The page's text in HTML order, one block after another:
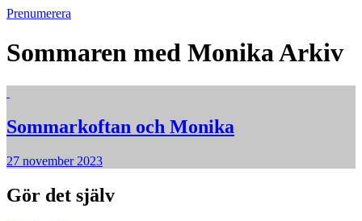
Prenumerera
Sommaren med MonikaArkiv
Sommarkoftan och Monika
27 november 2023
Gör det själv